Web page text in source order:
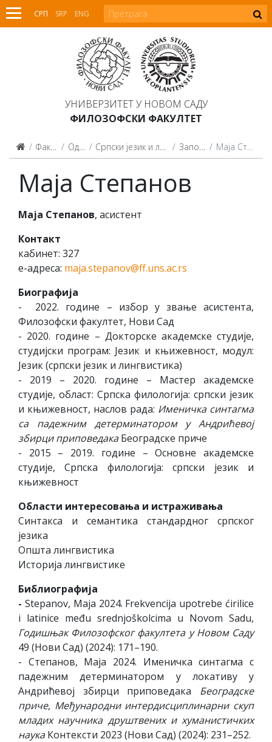
СРП SRP ENG
УНИВЕРЗИТЕТ У НОВОМ САДУ
ФИЛОЗОФСКИ ФАКУЛТЕТ
Факултет Одсеци Српски језик и лингвистика Запослени Маја Степанов
Маја Степанов
Маја Степанов, асистент
Контакт
кабинет: 327
е-адреса: maja.stepanov@ff.uns.ac.rs
Биографија
- 2022. године – избор у звање асистента,
Филозофски факултет, Нови Сад
- 2020. године – Докторске академске студије,
студијски програм: Језик и књижевност, модул:
Језик (српски језик и лингвистика)
- 2019 – 2020. године – Мастер академске
студије, област: Српска филологија: српски језик
и књижевност, наслов рада: Именичка синтагма
са падежним детерминатором у Андрићевој
збирци приповедакаБеоградске приче
- 2015 – 2019. године – Основне академске
студије, Српска филологија: српски језик и
књижевност
Области интересовања и истраживања
Синтакса и семантика стандардног српског
језика
Општа лингвистика
Историја лингвистике
Библиографија
- Stepanov, Maja 2024. Frekvencija upotrebe ćirilice
i latinice među srednjoškolcima u Novom Sadu,
Годишњак Филозофског факултета у Новом Саду
49 (Нови Сад) (2024): 171–190.
- Степанов, Маја 2024. Именичка синтагма с
падежним детерминатором у локативу у
Андрићевој збирци приповедака Београдске
приче, Међународни интердисциплинарни скуп
младих научника друштвених и хуманистичких
наукаКонтексти 2023 (Нови Сад) (2024): 231–252.